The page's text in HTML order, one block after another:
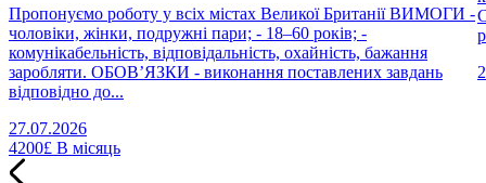
Пропонуємо роботу у всіх містах Великої Британії ВИМОГИ -
чоловіки, жінки, подружні пари; - 18–60 років; -
комунікабельність, відповідальність, охайність, бажання
заробляти. ОБОВ’ЯЗКИ - виконання поставлених завдань
відповідно до...
27.07.2026
4200£ В місяць